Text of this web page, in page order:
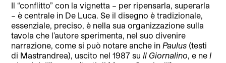
Il “conflitto” con la vignetta – per ripensarla, superarla
– è centrale in De Luca. Se il disegno è tradizionale,
essenziale, preciso, è nella sua organizzazione sulla
tavola che l’autore sperimenta, nel suo divenire
narrazione, come si può notare anche inPaulus (testi
di Mastrandrea), uscito nel 1987 suIl Giornalino, e neI